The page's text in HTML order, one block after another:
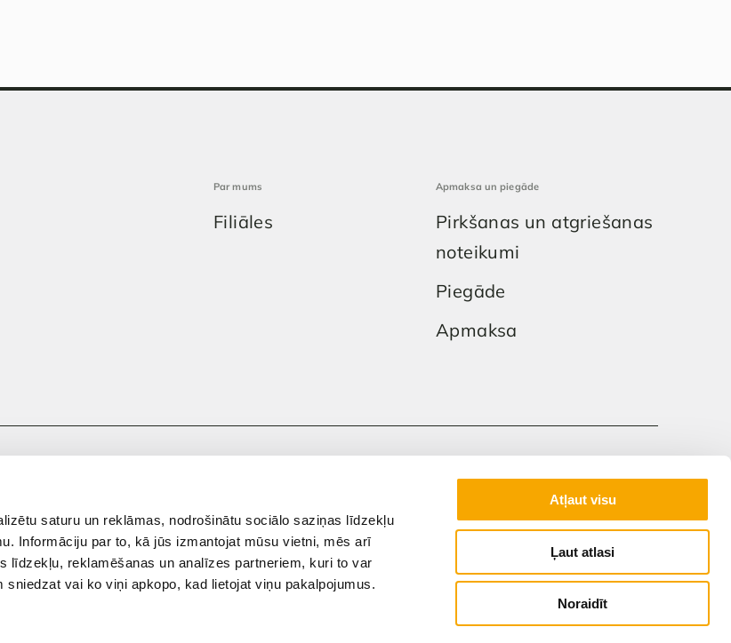
saturu un reklāmas, nodrošinātu sociālo saziņas līdzekļu
Informāciju par to, kā jūs izmantojat mūsu vietni, mēs arī
līdzekļu, reklamēšanas un analīzes partneriem, kuri to var
vai ko viņi apkopo, kad lietojat viņu pakalpojumus.
Atļaut visu
Ļaut atlasi
Noraidīt
Par mums
Filiāles
Apmaksa un piegāde
Pirkšanas un atgriešanas
noteikumi
Piegāde
Apmaksa
Privātuma politika